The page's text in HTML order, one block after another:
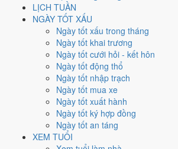
LỊCH TUẦN
NGÀY TỐT XẤU
Ngày tốt xấu trong tháng
Ngày tốt khai trương
Ngày tốt cưới hỏi - kết hôn
Ngày tốt động thổ
Ngày tốt nhập trạch
Ngày tốt mua xe
Ngày tốt xuất hành
Ngày tốt ký hợp đồng
Ngày tốt an táng
XEM TUỔI
Mùi, Tuất, Hợi.
Ngày Dương
Tháng 6 năm 2026
Tháng 5 âm năm 2026
Tiết Hạ Chí
Giáp Tý